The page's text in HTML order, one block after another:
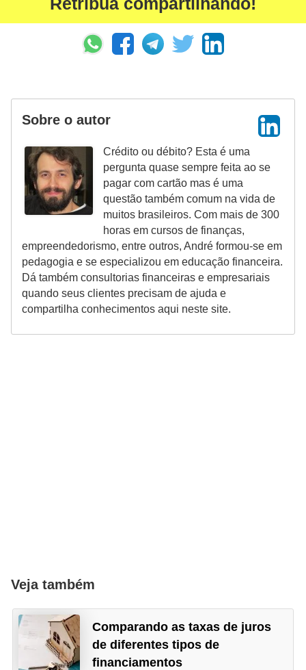
Retribua compartilhando!
Sobre o autor
Crédito ou débito? Esta é uma
pergunta quase sempre feita ao se
pagar com cartão mas é uma
questão também comum na vida de
muitos brasileiros. Com mais de 300
horas em cursos de finanças,
empreendedorismo, entre outros, André formou-se em
pedagogia e se especializou em educação financeira.
Dá também consultorias financeiras e empresariais
quando seus clientes precisam de ajuda e
compartilha conhecimentos aqui neste site.
Veja também
Comparando as taxas de juros
de diferentes tipos de
financiamentos